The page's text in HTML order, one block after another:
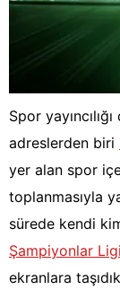
Spor
adreslerden biri
yer alan spor
toplanmasıyla
sürede kendi
Şampiyonlar Ligi
ekranlara